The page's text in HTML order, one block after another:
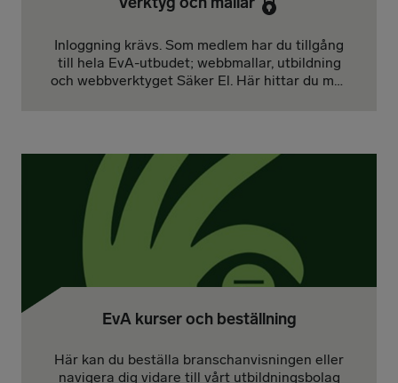
Inloggning krävs. Som medlem har du tillgång
till hela EvA-utbudet; webbmallar, utbildning
och webbverktyget Säker El. Här hittar du mer
EvA kurser och beställning
Här kan du beställa branschanvisningen eller
navigera dig vidare till vårt utbildningsbolag